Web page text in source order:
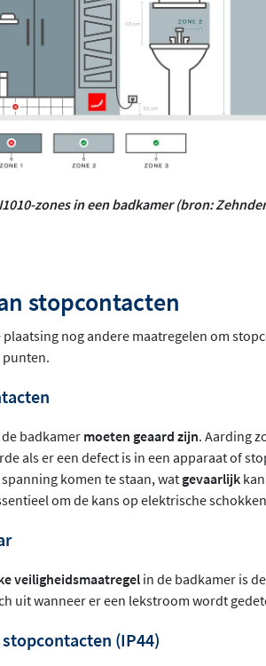
zones in een badkamer (bron:
stopcontacten
nog andere maatregelen om
punten.
badkamermoeten geaard zijn. Aarding
als er een defect is in een apparaat of
komen te staan, wat gevaarlijk
om de kans op elektrische
veiligheidsmaatregel in de badkamer is
uit wanneer er een lekstroom wordt
(IP44)